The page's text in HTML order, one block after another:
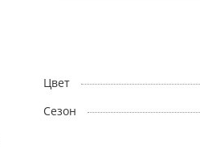
Цвет
Сезон